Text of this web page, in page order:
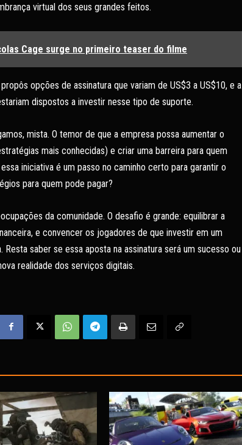
virtual dos seus grandes feitos.
Cage surge no primeiro teaser do filme
opções de assinatura que variam de US$3 a US$10, e a
dispostos a investir nesse tipo de suporte.
mista. O temor de que a empresa possa aumentar o
mais conhecidas) e criar uma barreira para quem
iniciativa é um passo no caminho certo para garantir o
para quem pode pagar?
da comunidade. O desafio é grande: equilibrar a
e convencer os jogadores de que investir em um
saber se essa aposta na assinatura será um sucesso ou
realidade dos serviços digitais.